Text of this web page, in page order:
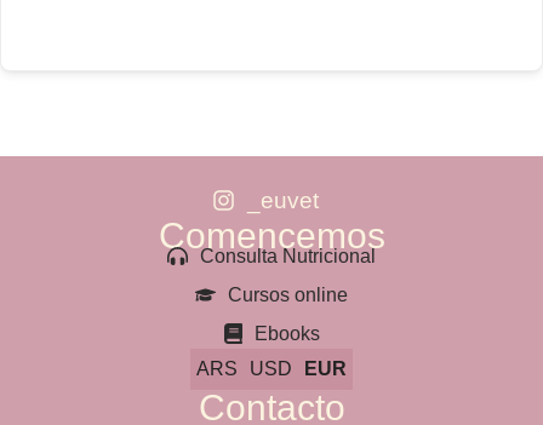
_euvet
Comencemos
Consulta Nutricional
Cursos online
Ebooks
ARS
USD EUR
Contacto